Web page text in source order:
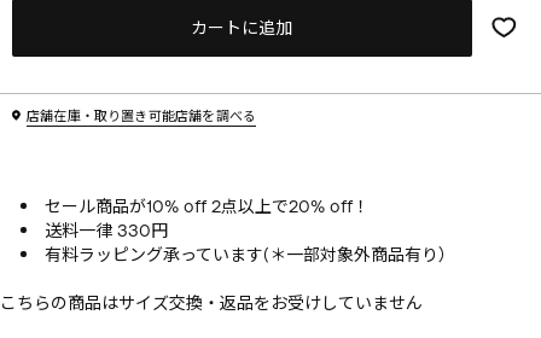
カートに追加
店舗在庫・取り置き可能店舗を調べる
セール商品が10% off 2点以上で20% off！
送料一律 330円
有料ラッピング承っています(＊一部対象外商品有り）
こちらの商品はサイズ交換・返品をお受けしていません